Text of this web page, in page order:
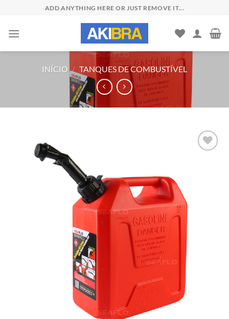
content
ADD ANYTHING HERE OR JUST REMOVE IT...
INÍCIO / TANQUES DE COMBUSTÍVEL